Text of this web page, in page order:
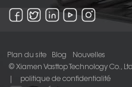
Plan du site Blog
Nouvelles
© Xiamen Vasttop Technology Co.,
politique de confidentialité